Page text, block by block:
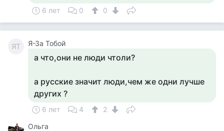
6 лет 0 0
ЯТ Я-За Тобой
а что,они не люди чтоли?
а русские значит люди,чем же одни лучше
других ?
6 лет 4
2
Ольга